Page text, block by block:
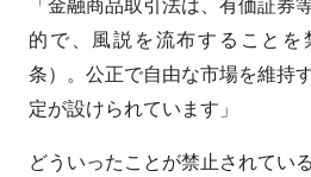
的で、風説を流布すること
条）。公正で自由な市場を維持
定が設けられています」
どういったことが禁止されてい